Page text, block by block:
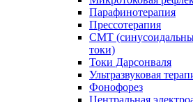
Парафинотерапия
Прессотерапия
СМТ
токи)
Токи Дарсонваля
Ультразвуковая
Фонофорез
Центральная